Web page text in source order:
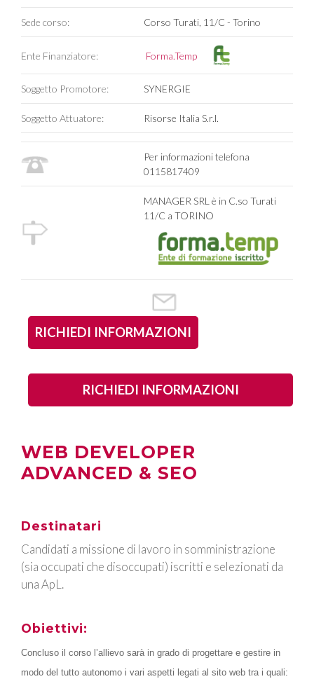
RICHIEDI INFORMAZIONI
WEB DEVELOPER
ADVANCED & SEO
Destinatari
Candidati a missione di lavoro in somministrazione
(sia occupati che disoccupati) iscritti e selezionati da
una ApL.
Obiettivi:
Concluso il corso l’allievo sarà in grado di progettare e gestire in
modo del tutto autonomo i vari aspetti legati al sito web tra i quali:
Sede corso: Corso Turati, 11/C - Torino
Ente Finanziatore: Forma.Temp
Soggetto Promotore: SYNERGIE
Soggetto Attuatore: Risorse Italia S.r.l.
Per informazioni telefona
0115817409
MANAGER SRL è in C.so Turati
11/C a TORINO
RICHIEDI INFORMAZIONI